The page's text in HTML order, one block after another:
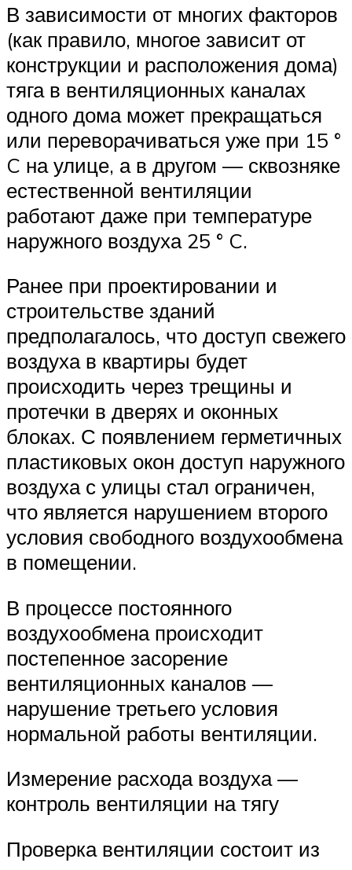
В зависимости от многих факторов
(как правило, многое зависит от
конструкции и расположения дома)
тяга в вентиляционных каналах
одного дома может прекращаться
или переворачиваться уже при 15 °
C на улице, а в другом — сквозняке
естественной вентиляции
работают даже при температуре
наружного воздуха 25 ° C.
Ранее при проектировании и
строительстве зданий
предполагалось, что доступ свежего
воздуха в квартиры будет
происходить через трещины и
протечки в дверях и оконных
блоках. С появлением герметичных
пластиковых окон доступ наружного
воздуха с улицы стал ограничен,
что является нарушением второго
условия свободного воздухообмена
в помещении.
В процессе постоянного
воздухообмена происходит
постепенное засорение
вентиляционных каналов —
нарушение третьего условия
нормальной работы вентиляции.
Измерение расхода воздуха —
контроль вентиляции на тягу
Проверка вентиляции состоит из